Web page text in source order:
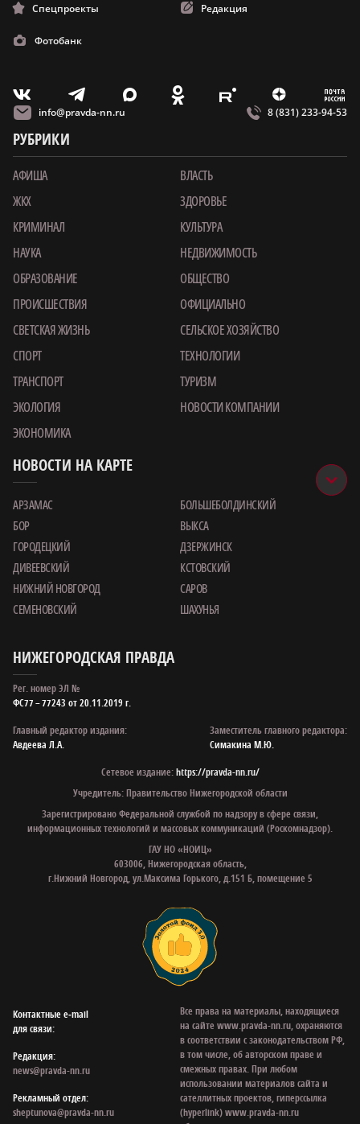
Спецпроекты Редакция
Фотобанк
V T X O E Z m
info@pravda-nn.ru 8 (831) 233-94-53
РУБРИКИ
АФИША
ВЛАСТЬ
ЖКХ
ЗДОРОВЬЕ
КРИМИНАЛ
КУЛЬТУРА
НАУКА
НЕДВИЖИМОСТЬ
ОБРАЗОВАНИЕ
ОБЩЕСТВО
ПРОИСШЕСТВИЯ
ОФИЦИАЛЬНО
СВЕТСКАЯ ЖИЗНЬ
СЕЛЬСКОЕ ХОЗЯЙСТВО
СПОРТ
ТЕХНОЛОГИИ
ТРАНСПОРТ
ТУРИЗМ
ЭКОЛОГИЯ
НОВОСТИ КОМПАНИИ
ЭКОНОМИКА
НОВОСТИ НА КАРТЕ
АРЗАМАС
БОЛЬШЕБОЛДИНСКИЙ
БОР
ВЫКСА
ГОРОДЕЦКИЙ
ДЗЕРЖИНСК
ДИВЕЕВСКИЙ
КСТОВСКИЙ
НИЖНИЙ НОВГОРОД
САРОВ
СЕМЕНОВСКИЙ
ШАХУНЬЯ
НИЖЕГОРОДСКАЯ ПРАВДА
Рег. номер ЭЛ №
ФС77 – 77243 от 20.11.2019 г.
Главный редактор издания:
Авдеева Л.А.
Заместитель главного редактора:
Симакина М.Ю.
Сетевое издание:https://pravda-nn.ru/
Учредитель: Правительство Нижегородской области
Зарегистрировано Федеральной службой по надзору в сфере связи,
информационных технологий и массовых коммуникаций (Роскомнадзор).
ГАУ НО «НОИЦ»
603006, Нижегородская область,
г.Нижний Новгород, ул.Максима Горького, д.151 Б, помещение 5
Контактные e‑mail
для связи:
Редакция:
news@pravda-nn.ru
Рекламный отдел:
sheptunova@pravda-nn.ru
Все права на материалы, находящиеся
на сайте www.pravda-nn.ru, охраняются
в соответствии с законодательством РФ,
в том числе, об авторском праве и
смежных правах. При любом
использовании материалов сайта и
сателлитных проектов, гиперссылка
(hyperlink) www.pravda-nn.ru